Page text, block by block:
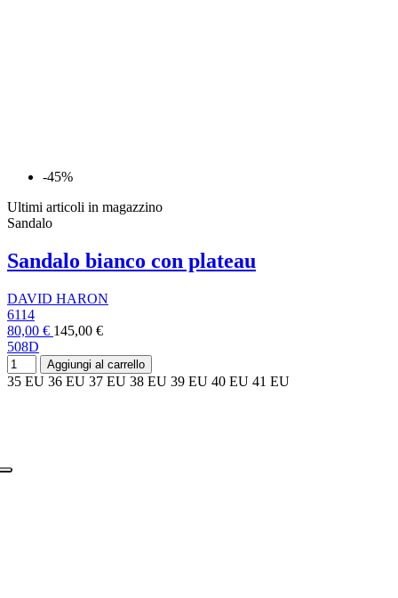
-45%
Ultimi articoli in magazzino
Sandalo
Sandalo bianco con plateau
DAVID HARON
6114
80,00 € 145,00 €
508D
Aggiungi al carrello
35 EU 36 EU 37 EU 38 EU 39 EU 40 EU 41 EU